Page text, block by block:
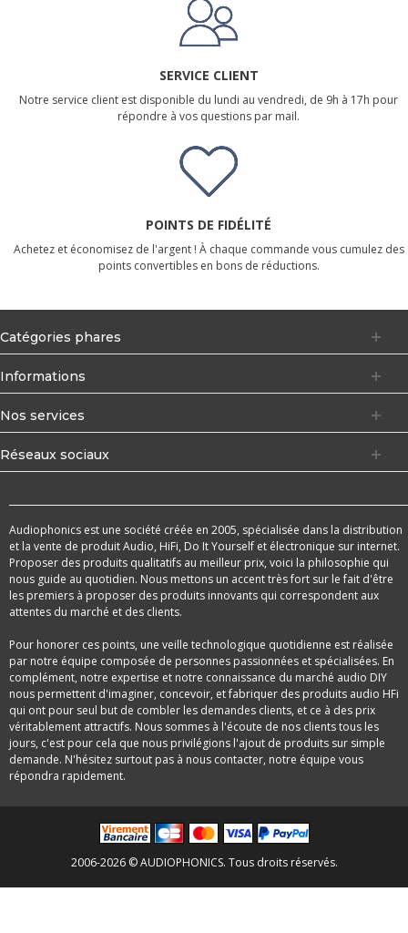
SERVICE CLIENT
Notre service client est disponible du lundi au vendredi, de 9h à 17h pour
répondre à vos questions par mail.
POINTS DE FIDÉLITÉ
Achetez et économisez de l'argent ! À chaque commande vous cumulez des
points convertibles en bons de réductions.
Catégories phares
Informations
Nos services
Réseaux sociaux
Audiophonics est une société créée en 2005, spécialisée dans la distribution
et la vente de produit Audio, HiFi, Do It Yourself et électronique sur internet.
Proposer des produits qualitatifs au meilleur prix, voici la philosophie qui
nous guide au quotidien. Nous mettons un accent très fort sur le fait d'être
les premiers à proposer des produits innovants qui correspondent aux
attentes du marché et des clients.
Pour honorer ces points, une veille technologique quotidienne est réalisée
par notre équipe composée de personnes passionnées et spécialisées. En
complément, notre expertise et notre connaissance du marché audio DIY
nous permettent d'imaginer, concevoir, et fabriquer des produits audio HFi
qui ont pour seul but de combler les demandes clients, et ce à des prix
véritablement attractifs. Nous sommes à l'écoute de nos clients tous les
jours, c'est pour cela que nous privilégions l'ajout de produits sur simple
demande. N'hésitez surtout pas à nous contacter, notre équipe vous
répondra rapidement.
2006-2026 © AUDIOPHONICS. Tous droits réservés.